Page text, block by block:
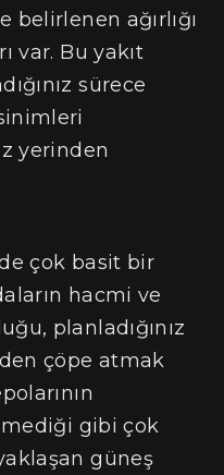
belirlenen ağırlığı
var. Bu yakıt
sürece
yerinden
çok basit bir
hacmi ve
planladığınız
çöpe atmak
gibi çok
güneş